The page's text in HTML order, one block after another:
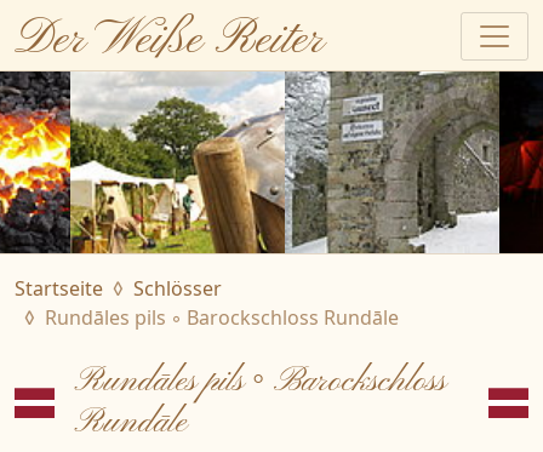
Der Weiße Reiter
Startseite
Schlösser
Rundāles pils ◦ Barockschloss Rundāle
Rundāles pils ◦ Barockschloss
Rundāle